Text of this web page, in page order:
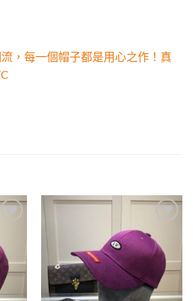
，每一個帽子都是用心之作！真
wishlist